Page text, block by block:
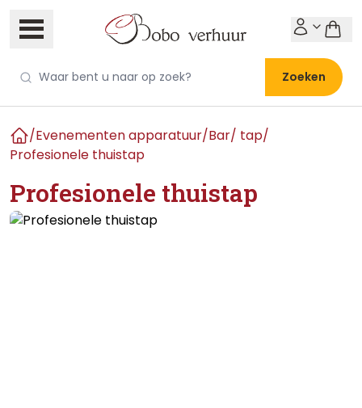
Zoeken
Home
/Evenementen apparatuur/Bar/ tap/
Profesionele thuistap
Profesionele thuistap